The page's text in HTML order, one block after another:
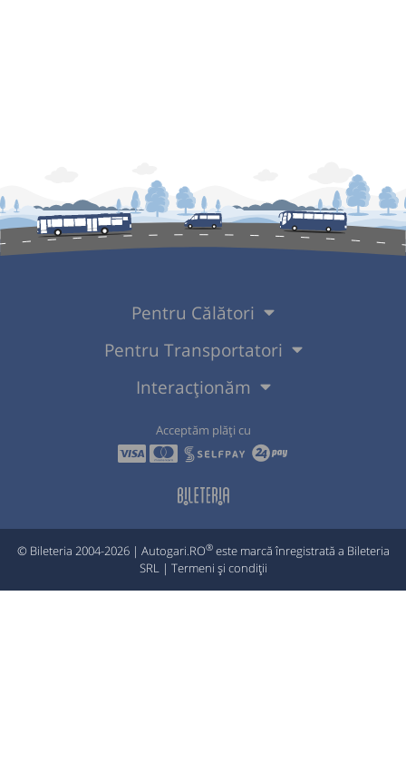
Pentru Călători
Pentru Transportatori
Interacționăm
Acceptăm plăți cu
© Bileteria 2004-2026 | Autogari.RO®este marcă înregistrată a Bileteria
SRL | Termeni și condiții